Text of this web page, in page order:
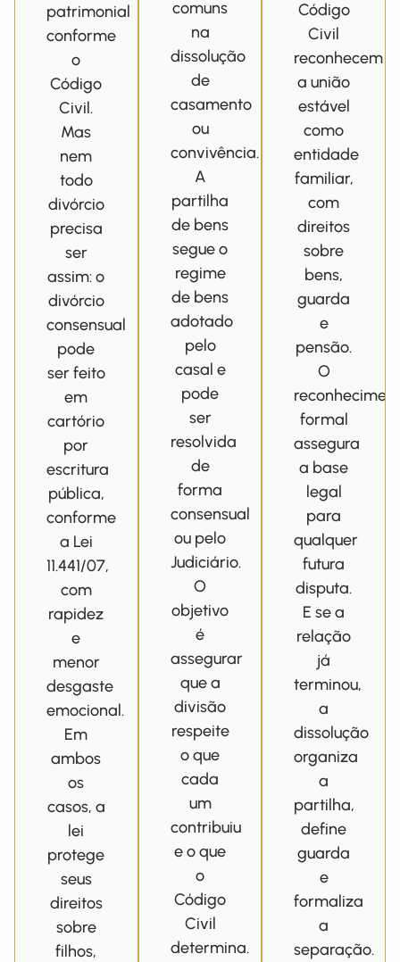
patrimonial
conforme
o
Código
Civil.
Mas
nem
todo
divórcio
precisa
ser
assim: o
divórcio
consensual
pode
ser feito
em
cartório
por
escritura
pública,
conforme
a Lei
11.441/07,
com
rapidez
e
menor
desgaste
emocional.
Em
ambos
os
casos, a
lei
protege
seus
direitos
sobre
filhos,
comuns
na
dissolução
de
casamento
ou
convivência.
A
partilha
de bens
segue o
regime
de bens
adotado
pelo
casal e
pode
ser
resolvida
de
forma
consensual
ou pelo
Judiciário.
O
objetivo
é
assegurar
que a
divisão
respeite
o que
cada
um
contribuiu
e o que
o
Código
Civil
determina.
Código
Civil
reconhecem
a união
estável
como
entidade
familiar,
com
direitos
sobre
bens,
guarda
e
pensão.
O
formal
assegura
a base
legal
para
qualquer
futura
disputa.
E se a
relação
já
terminou,
a
dissolução
organiza
a
partilha,
define
guarda
e
formaliza
a
separação.